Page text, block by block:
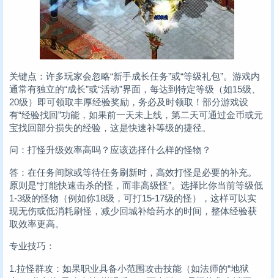
关键点：许多玩家会忽略“新手成长任务”或“等级礼包”。游戏内
通常有独立的“成长”或“活动”界面，每达到特定等级（如15级、
20级）即可领取丰厚经验奖励，务必及时领取！部分游戏设
有“经验找回”功能，如果前一天未上线，第二天可通过金币或元
宝找回部分损失的经验，这是快速补等级的捷径。
问：打怪升级效率高吗？应该选择什么样的怪物？
答：在任务间隙或等待任务刷新时，高效打怪是必要的补充。
原则是“打能快速击杀的怪，而非高级怪”。选择比你当前等级低
1-3级的怪物（例如你18级，可打15-17级的怪），这样可以实
现无伤或低消耗刷怪，减少回城补给药水的时间，整体经验获
取效率更高。
专业技巧：
1.拉怪群攻：如果职业具备小范围攻击技能（如法师的“地狱